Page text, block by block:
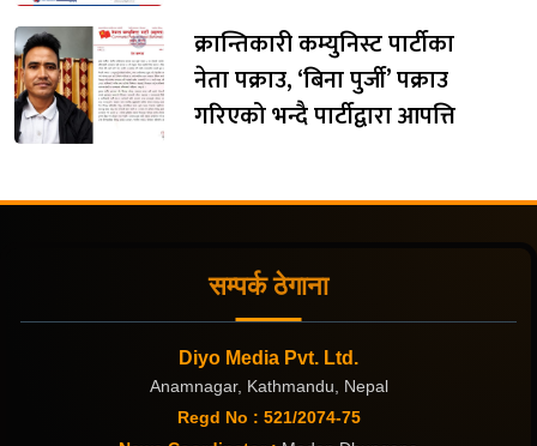
क्रान्तिकारी कम्युनिस्ट पार्टीका
नेता पक्राउ, ‘बिना पुर्जी’ पक्राउ
गरिएको भन्दै पार्टीद्वारा आपत्ति
सम्पर्क ठेगाना
Diyo Media Pvt. Ltd.
Anamnagar, Kathmandu, Nepal
Regd No : 521/2074-75